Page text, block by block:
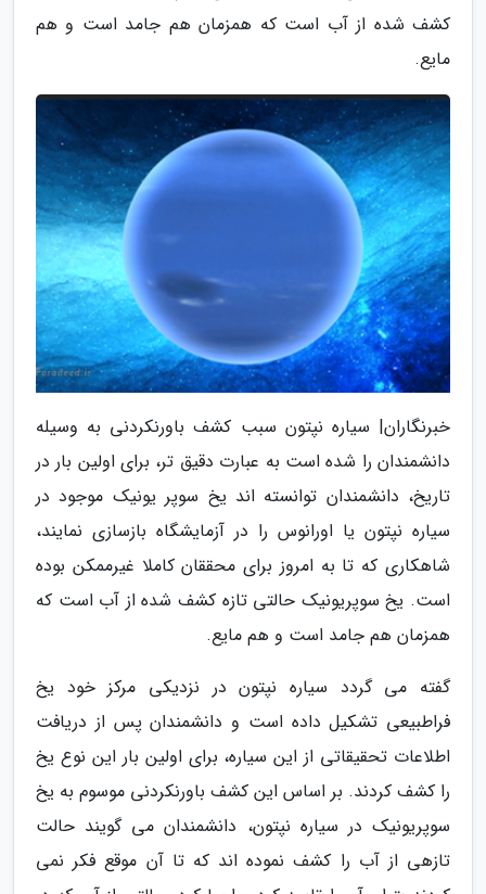
کشف شده از آب است که همزمان هم جامد است و هم
مایع.
خبرنگاران| سیاره نپتون سبب کشف باورنکردنی به وسیله
دانشمندان را شده است به عبارت دقیق تر، برای اولین بار در
تاریخ، دانشمندان توانسته اند یخ سوپر یونیک موجود در
سیاره نپتون یا اورانوس را در آزمایشگاه بازسازی نمایند،
شاهکاری که تا به امروز برای محققان کاملا غیرممکن بوده
است. یخ سوپریونیک حالتی تازه کشف شده از آب است که
همزمان هم جامد است و هم مایع.
گفته می گردد سیاره نپتون در نزدیکی مرکز خود یخ
فراطبیعی تشکیل داده است و دانشمندان پس از دریافت
اطلاعات تحقیقاتی از این سیاره، برای اولین بار این نوع یخ
را کشف کردند. بر اساس این کشف باورنکردنی موسوم به یخ
سوپریونیک در سیاره نپتون، دانشمندان می گویند حالت
تازهی از آب را کشف نموده اند که تا آن موقع فکر نمی